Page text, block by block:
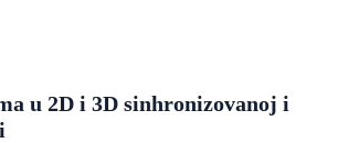
u 2D i 3D sinhronizovanoj i